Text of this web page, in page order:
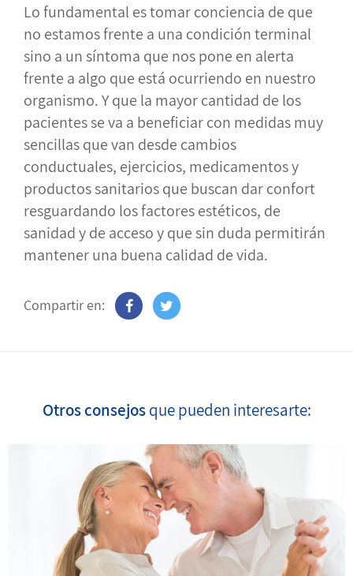
Lo fundamental es tomar conciencia de que
no estamos frente a una condición terminal
sino a un síntoma que nos pone en alerta
frente a algo que está ocurriendo en nuestro
organismo. Y que la mayor cantidad de los
pacientes se va a beneficiar con medidas muy
sencillas que van desde cambios
conductuales, ejercicios, medicamentos y
productos sanitarios que buscan dar confort
resguardando los factores estéticos, de
sanidad y de acceso y que sin duda permitirán
mantener una buena calidad de vida.
Compartir en:
Otros consejosque pueden interesarte: